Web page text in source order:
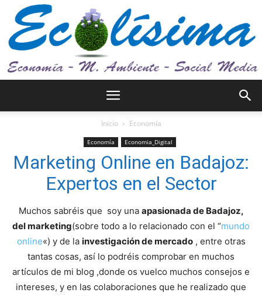
Medio
ambiente
Inicio Economía
Economía Economia_Digital
Marketing Online en Badajoz:
Expertos en el Sector
Muchos sabréis que soy una apasionada de Badajoz,
del marketing(sobre todo a lo relacionado con el “mundo
online«) y de la investigación de mercado, entre otras
tantas cosas, así lo podréis comprobar en muchos
artículos de mi blog ,donde os vuelco muchos consejos e
intereses, y en las colaboraciones que he realizado que